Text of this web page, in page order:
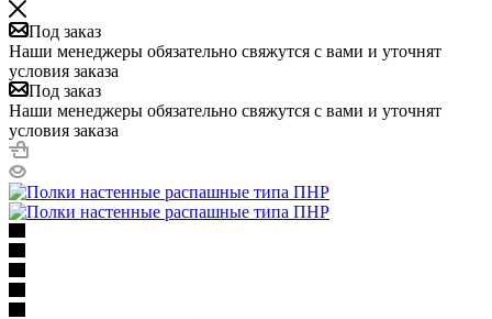
Под заказ
Наши менеджеры обязательно свяжутся с вами и уточнят
условия заказа
Под заказ
Наши менеджеры обязательно свяжутся с вами и уточнят
условия заказа